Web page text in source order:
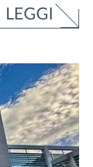
LEGGI